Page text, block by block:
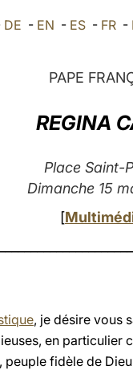
DE - EN - ES- FR-
PAPE
REGINA
Place Saint-
Dimanche 15
[
, je désire vous
en
fidèle de